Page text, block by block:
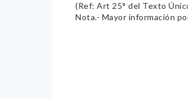
(Ref: Art 25° del Texto
Nota.- Mayor información